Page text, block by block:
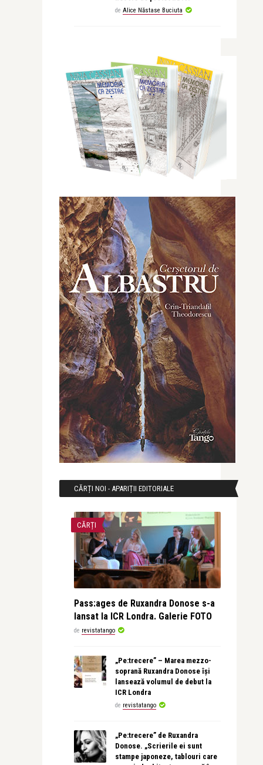
de Alice Năstase Buciuta
CĂRȚI NOI - APARIȚII EDITORIALE
CĂRȚI
Pass:ages de Ruxandra Donose s-a
lansat la ICR Londra. Galerie FOTO
de revistatango
„Pe:trecere” – Marea mezzo-
soprană Ruxandra Donose își
lansează volumul de debut la
ICR Londra
de revistatango
„Pe:trecere” de Ruxandra
Donose. „Scrierile ei sunt
stampe japoneze, tablouri care